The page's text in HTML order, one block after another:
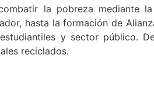
la pobreza mediante
hasta la formación de
y sector público.
reciclados.